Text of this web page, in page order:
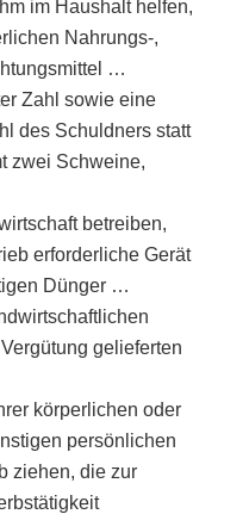
im Haushalt helfen,
Nahrungs-,
…
Zahl sowie eine
des Schuldners statt
zwei Schweine,
betreiben,
erforderliche Gerät
Dünger …
gelieferten
körperlichen oder
persönlichen
ziehen, die zur